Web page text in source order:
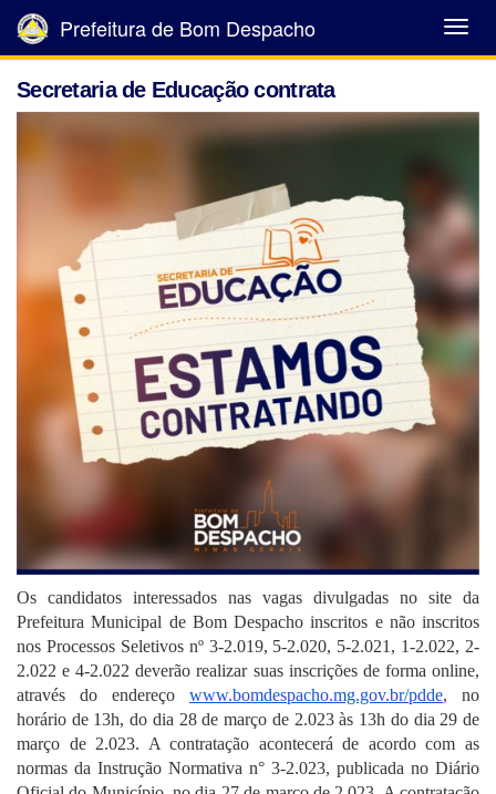
Abrir
Menu
Prefeitura de Bom Despacho
Secretaria de Educação contrata
Os candidatos interessados nas vagas divulgadas no site da
Prefeitura Municipal de Bom Despacho inscritos e não inscritos
nos Processos Seletivos nº 3-2.019, 5-2.020, 5-2.021, 1-2.022, 2-
2.022 e 4-2.022 deverão realizar suas inscrições de forma online,
através do endereço
www.bomdespacho.mg.gov.br/pdde, no
horário de 13h, do dia 28 de março de 2.023 às 13h do dia 29 de
março de 2.023. A contratação acontecerá de acordo com as
normas da Instrução Normativa n° 3-2.023, publicada no Diário